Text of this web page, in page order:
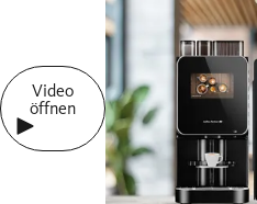
Video
öffnen